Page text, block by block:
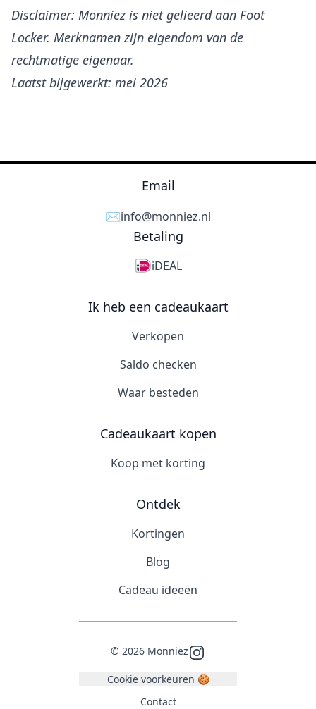
Disclaimer: Monniez is niet gelieerd aan Foot
Locker. Merknamen zijn eigendom van de
rechtmatige eigenaar.
Laatst bijgewerkt: mei 2026
Email
✉️info@monniez.nl
Betaling
iDEAL
Ik heb een cadeaukaart
Verkopen
Saldo checken
Waar besteden
Cadeaukaart kopen
Koop met korting
Ontdek
Kortingen
Blog
Cadeau ideeën
© 2026 MonniezInstagram
Cookie voorkeuren 🍪
Contact